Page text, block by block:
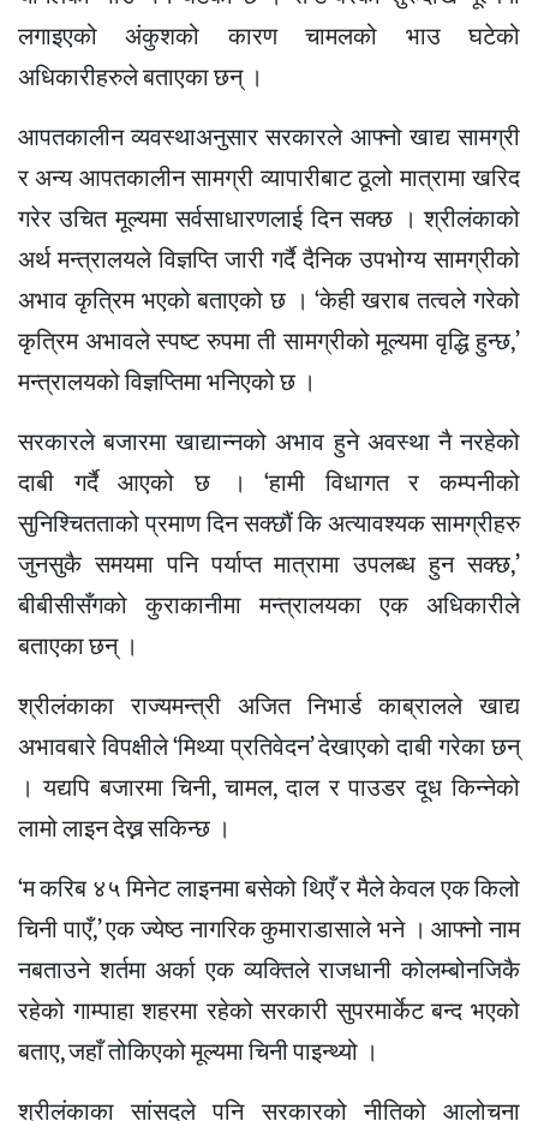
लगाइएको अंकुशको कारण चामलको भाउ घटेको
अधिकारीहरुले बताएका छन् ।
आपतकालीन व्यवस्थाअनुसार सरकारले आफ्नो खाद्य सामग्री
र अन्य आपतकालीन सामग्री व्यापारीबाट ठूलो मात्रामा खरिद
गरेर उचित मूल्यमा सर्वसाधारणलाई दिन सक्छ । श्रीलंकाको
अर्थ मन्त्रालयले विज्ञप्ति जारी गर्दै दैनिक उपभोग्य सामग्रीको
अभाव कृत्रिम भएको बताएको छ । ‘केही खराब तत्वले गरेको
कृत्रिम अभावले स्पष्ट रुपमा ती सामग्रीको मूल्यमा वृद्धि हुन्छ,’
मन्त्रालयको विज्ञप्तिमा भनिएको छ ।
सरकारले बजारमा खाद्यान्नको अभाव हुने अवस्था नै नरहेको
दाबी गर्दै आएको छ । ‘हामी विधागत र कम्पनीको
सुनिश्चितताको प्रमाण दिन सक्छौं कि अत्यावश्यक सामग्रीहरु
जुनसुकै समयमा पनि पर्याप्त मात्रामा उपलब्ध हुन सक्छ,’
बीबीसीसँगको कुराकानीमा मन्त्रालयका एक अधिकारीले
बताएका छन् ।
श्रीलंकाका राज्यमन्त्री अजित निभार्ड काब्रालले खाद्य
अभावबारे विपक्षीले ‘मिथ्या प्रतिवेदन’ देखाएको दाबी गरेका छन्
। यद्यपि बजारमा चिनी, चामल, दाल र पाउडर दूध किन्नेको
लामो लाइन देख्न सकिन्छ ।
‘म करिब ४५ मिनेट लाइनमा बसेको थिएँ र मैले केवल एक किलो
चिनी पाएँ,’ एक ज्येष्ठ नागरिक कुमाराडासाले भने । आफ्नो नाम
नबताउने शर्तमा अर्का एक व्यक्तिले राजधानी कोलम्बोनजिकै
रहेको गाम्पाहा शहरमा रहेको सरकारी सुपरमार्केट बन्द भएको
बताए, जहाँ तोकिएको मूल्यमा चिनी पाइन्थ्यो ।